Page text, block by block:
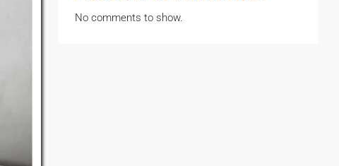
No comments to show.